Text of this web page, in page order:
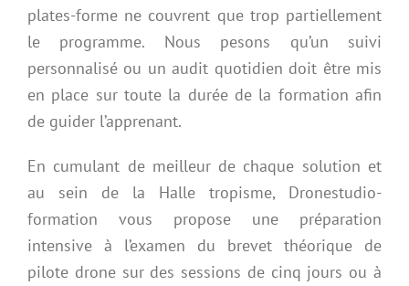
plates-forme ne couvrent que trop partiellement
le programme. Nous pesons qu’un suivi
personnalisé ou un audit quotidien doit être mis
en place sur toute la durée de la formation afin
de guider l’apprenant.
En cumulant de meilleur de chaque solution et
au sein de la Halle tropisme, Dronestudio-
formation vous propose une préparation
intensive à l’examen du brevet théorique de
pilote drone sur des sessions de cinq jours ou à